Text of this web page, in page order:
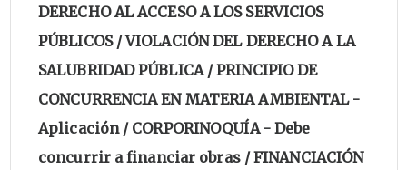
DERECHO AL ACCESO A LOS SERVICIOS
PÚBLICOS / VIOLACIÓN DEL DERECHO A LA
SALUBRIDAD PÚBLICA / PRINCIPIO DE
CONCURRENCIA EN MATERIA AMBIENTAL -
Aplicación / CORPORINOQUÍA - Debe
concurrir a financiar obras / FINANCIACIÓN